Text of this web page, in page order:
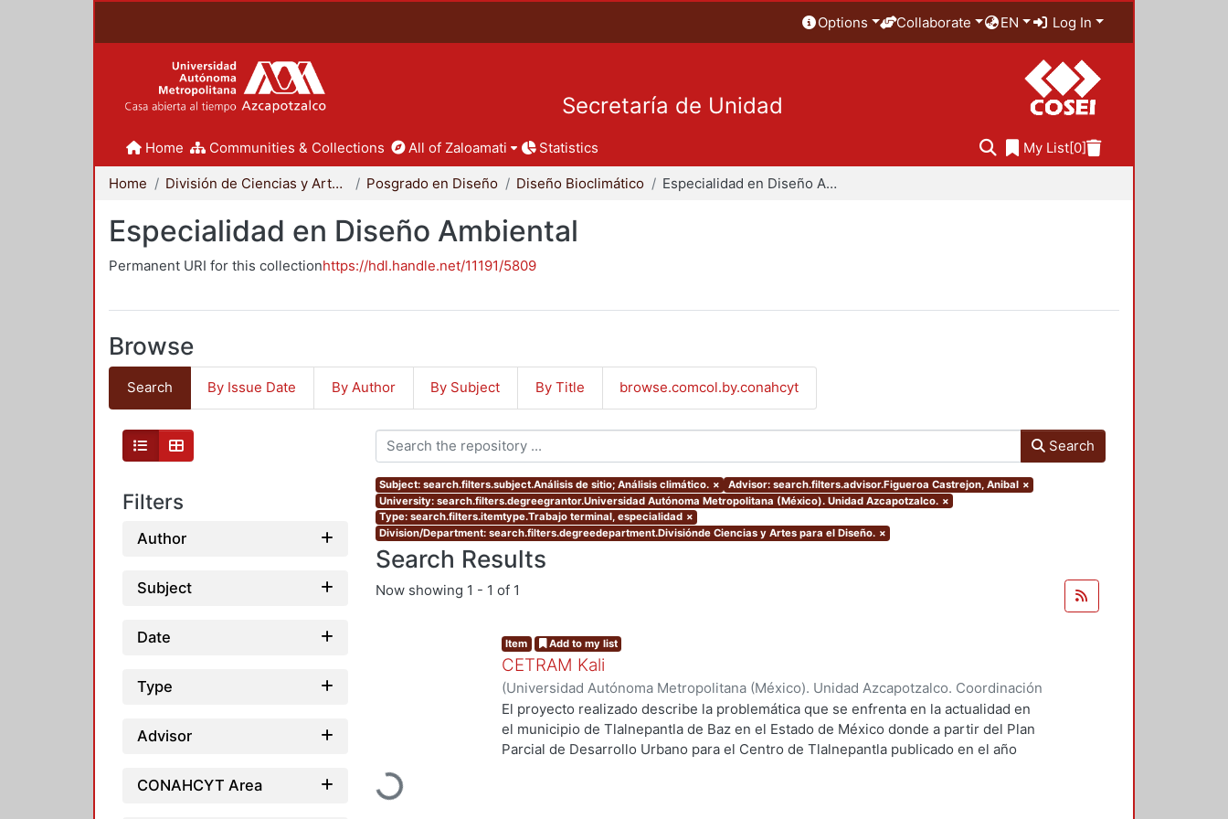
Options Collaborate EN Log In
Secretaría de Unidad
Home Communities & Collections All of Zaloamati Statistics My List[0]
Home División de Ciencias y Artes para el Diseño Posgrado en Diseño Diseño Bioclimático Especialidad en Diseño Ambiental
Especialidad en Diseño Ambiental
Permanent URI for this collectionhttps://hdl.handle.net/11191/5809
Browse
Search By Issue Date By Author By Subject By Title browse.comcol.by.conahcyt
Filters
Author
Subject
Date
Type
Advisor
CONAHCYT Area
Search
Subject: search.filters.subject.Análisis de sitio; Análisis climático. × Advisor: search.filters.advisor.Figueroa Castrejon, Anibal ×
University: search.filters.degreegrantor.Universidad Autónoma Metropolitana (México). Unidad Azcapotzalco. ×
Type: search.filters.itemtype.Trabajo terminal, especialidad ×
Division/Department: search.filters.degreedepartment.Divisiónde Ciencias y Artes para el Diseño. ×
Search Results
Now showing 1 - 1 of 1
Loading...
Item Add to my list
CETRAM Kali
(Universidad Autónoma Metropolitana (México). Unidad Azcapotzalco. Coordinación
de Servicios de Información.,2018-09)Borjes Flores, Enya Kassandra;Díaz
Domínguez, Luis Enrique
El proyecto realizado describe la problemática que se enfrenta en la actualidad en
el municipio de Tlalnepantla de Baz en el Estado de México donde a partir del Plan
Parcial de Desarrollo Urbano para el Centro de Tlalnepantla publicado en el año